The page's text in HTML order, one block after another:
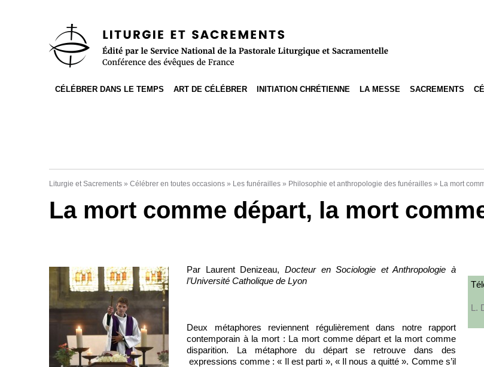
Accès direct à la recherche
CÉLÉBRER DANS LE TEMPS ART DE CÉLÉBRER INITIATION CHRÉTIENNE LA MESSE SACREMENTS
Liturgie et Sacrements » Célébrer en toutes occasions » Les funérailles » Philosophie et anthropologie des funérailles » La mort
La mort comme départ, la mort
Par Laurent Denizeau, Docteur en Sociologie et Anthropologie à
l’Université Catholique de Lyon
Deux métaphores reviennent régulièrement dans notre rapport
contemporain à la mort : La mort comme départ et la mort comme
disparition. La métaphore du départ se retrouve dans des
expressions comme : « Il est parti », « Il nous a quitté ». Comme s’il
L.